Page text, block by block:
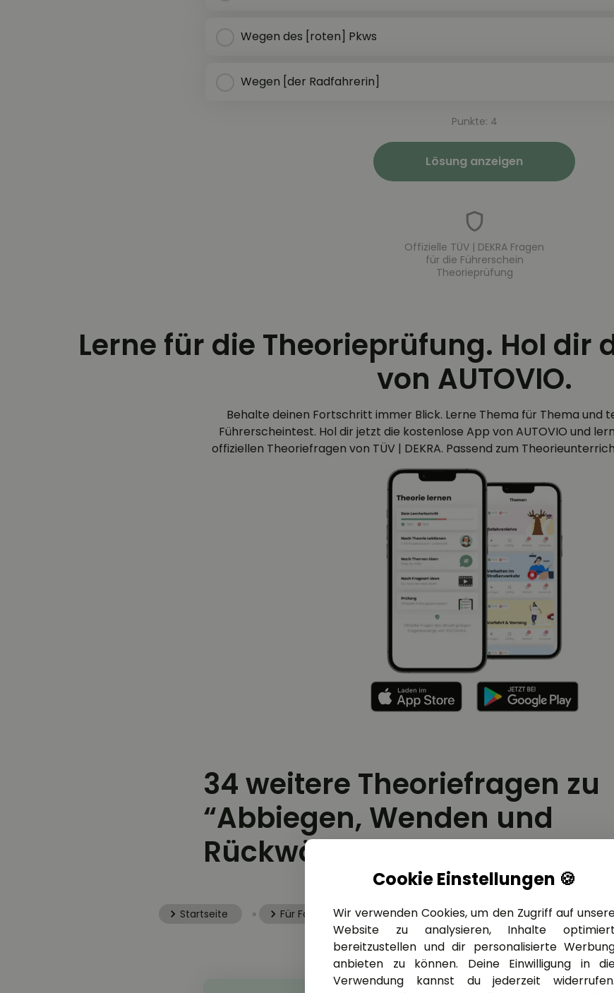
Wegen des [roten] Pkws
Wegen [der Radfahrerin]
Punkte: 4
Lösung anzeigen
Offizielle TÜV | DEKRA Fragen
für die Führerschein
Theorieprüfung
Lerne für die Theorieprüfung. Hol dir
von AUTOVIO.
Behalte deinen Fortschritt immer Blick. Lerne Thema für Thema und
Führerscheintest. Hol dir jetzt die kostenlose App von AUTOVIO und
offiziellen Theoriefragen von TÜV | DEKRA. Passend zum
34 weitere Theoriefragen zu
“Abbiegen, Wenden und
Rückwärtsfahren”
Startseite » Für Fahrschüler » Führerschein Theorie lernen »
1.2.09 – Abbiegen, Wenden und Rückwärtsfahren
Cookie Einstellungen 🍪
Wir verwenden Cookies, um den Zugriff auf
Website zu analysieren, Inhalte optimiert
bereitzustellen und dir personalisierte
anbieten zu können. Deine Einwilligung in
Verwendung kannst du jederzeit widerrufen.